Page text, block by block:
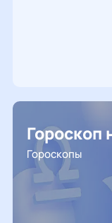
Гороскоп
Гороскопы